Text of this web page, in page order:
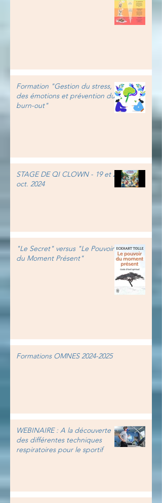
Formation "Gestion du stress,
des émotions et prévention du
burn-out"
STAGE DE QI CLOWN - 19 et 20
oct. 2024
"Le Secret" versus "Le Pouvoir
du Moment Présent"
Formations OMNES 2024-2025
WEBINAIRE : A la découverte
des différentes techniques
respiratoires pour le sportif